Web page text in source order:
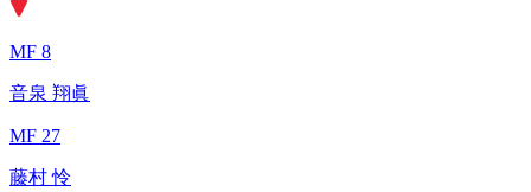
MF 8
音泉 翔眞
MF 27
藤村 怜